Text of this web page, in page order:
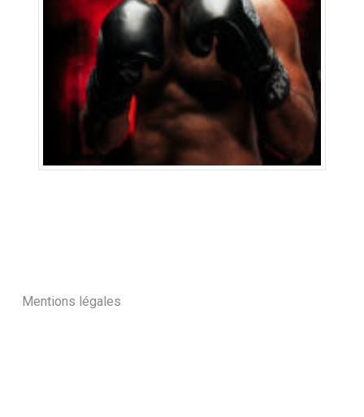
Mentions légales